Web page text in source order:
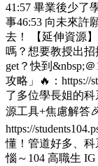
41:57 畢業後少了
事46:53 向未來許
去！ 【延伸資源
嗎？想要教授出
get？快到&nbsp;
攻略」🔥：https://
了多位學長姐的
源工具+焦慮解答
https://
懂！管道好多、
惱～104 高職生